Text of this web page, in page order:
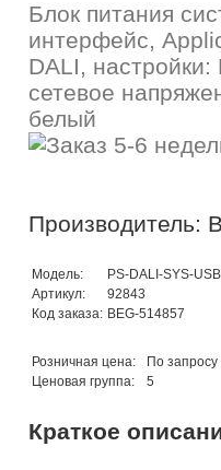
Блок питания
интерфейс,
DALI,
сетевое
белый
Производитель:
Модель:
PS-DALI-SYS-
Артикул:
92843
Код заказа: BEG-514857
Розничная цена:
По запросу
Ценовая группа:
5
Краткое